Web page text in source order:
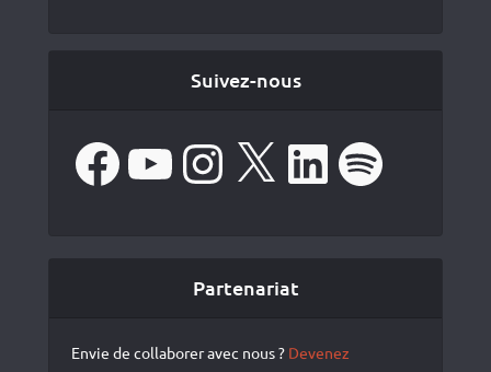
Suivez-nous
FacebookYouTube Instagram LinkedIn Spotify
Partenariat
Envie de collaborer avec nous ? Devenez